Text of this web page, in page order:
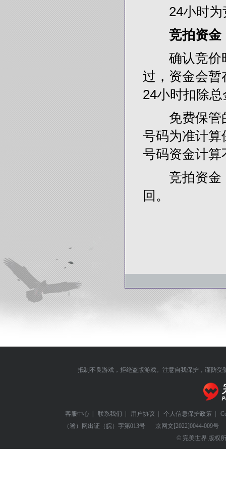
24小时为竞
竞拍资金
确认竞价时
过，资金会暂
24小时扣除
免费保管的
号码为准计算
号码资金计算
竞拍资金（
回。
抵制不良游戏，拒绝盗版游戏。注意自我保护，谨防受
客服中心 | 联系我们 | 用户协议 | 个人信息保护政策 |
（署）网出证（皖）字第013号
京网文[2022]0044-009号
© 完美世界 版权所